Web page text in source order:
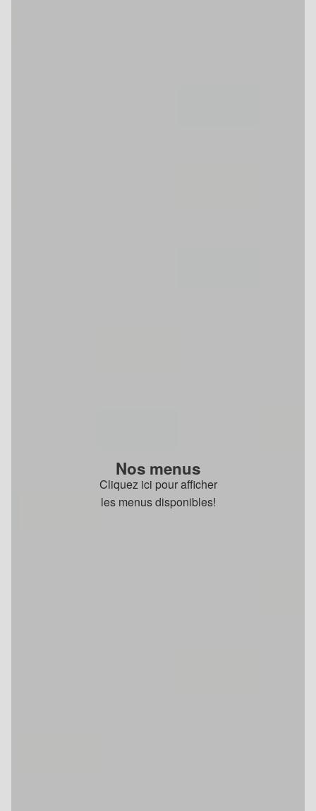
Nos menus
Cliquez ici pour afficher
les menus disponibles!